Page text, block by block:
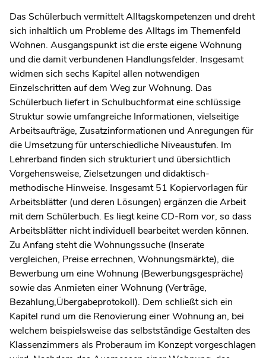
Das Schülerbuch vermittelt Alltagskompetenzen und dreht
sich inhaltlich um Probleme des Alltags im Themenfeld
Wohnen. Ausgangspunkt ist die erste eigene Wohnung
und die damit verbundenen Handlungsfelder. Insgesamt
widmen sich sechs Kapitel allen notwendigen
Einzelschritten auf dem Weg zur Wohnung. Das
Schülerbuch liefert in Schulbuchformat eine schlüssige
Struktur sowie umfangreiche Informationen, vielseitige
Arbeitsaufträge, Zusatzinformationen und Anregungen für
die Umsetzung für unterschiedliche Niveaustufen. Im
Lehrerband finden sich strukturiert und übersichtlich
Vorgehensweise, Zielsetzungen und didaktisch-
methodische Hinweise. Insgesamt 51 Kopiervorlagen für
Arbeitsblätter (und deren Lösungen) ergänzen die Arbeit
mit dem Schülerbuch. Es liegt keine CD-Rom vor, so dass
Arbeitsblätter nicht individuell bearbeitet werden können.
Zu Anfang steht die Wohnungssuche (Inserate
vergleichen, Preise errechnen, Wohnungsmärkte), die
Bewerbung um eine Wohnung (Bewerbungsgespräche)
sowie das Anmieten einer Wohnung (Verträge,
Bezahlung,Übergabeprotokoll). Dem schließt sich ein
Kapitel rund um die Renovierung einer Wohnung an, bei
welchem beispielsweise das selbstständige Gestalten des
Klassenzimmers als Proberaum im Konzept vorgeschlagen